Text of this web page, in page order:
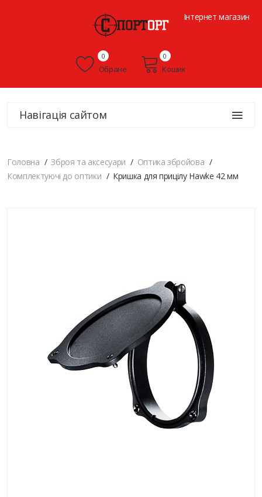
Інтернет магазин
Обране
0
Кошик
0
Навігація сайтом
Головна Зброя та аксесуари
Оптика збройова
Комплектуючі до оптики
Кришка для прицілу Hawke 42 мм